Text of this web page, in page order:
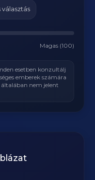
Magas (100)
esetben konzultálj
emberek számára
nem jelent